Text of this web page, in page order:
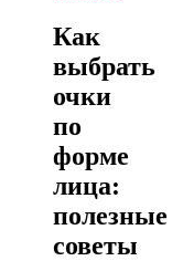
Как
выбрать
очки
по
форме
лица:
полезные
советы